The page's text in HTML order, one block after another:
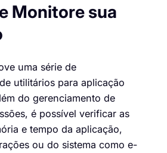
Monitore sua
uma série de
utilitários para aplicação
do gerenciamento de
é possível verificar as
e tempo da aplicação,
ou do sistema como e-